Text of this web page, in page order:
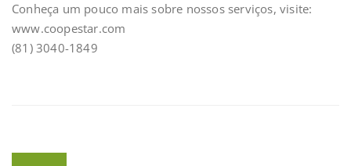
Conheça um pouco mais sobre nossos serviços, visite:⁣
www.coopestar.com⁣
(81) 3040-1849⁣